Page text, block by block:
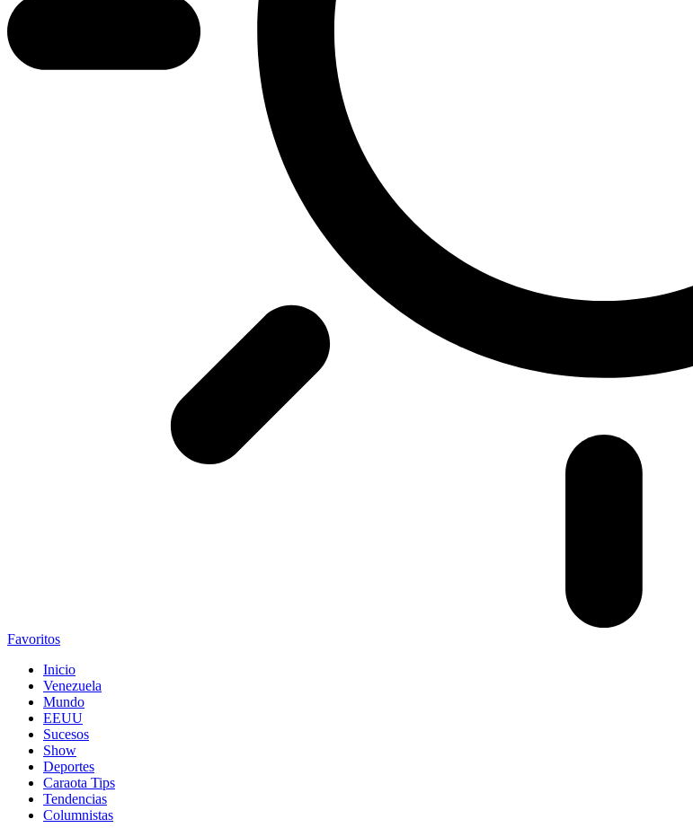
Favoritos
Inicio
Venezuela
Mundo
EEUU
Sucesos
Show
Deportes
Caraota Tips
Tendencias
Columnistas